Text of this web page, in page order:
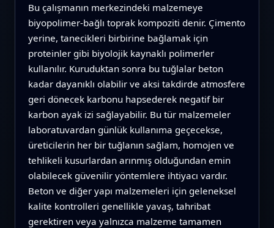
Bu çalışmanın merkezindeki malzemeye
biyopolimer-bağlı toprak kompoziti denir. Çimento
yerine, tanecikleri birbirine bağlamak için
proteinler gibi biyolojik kaynaklı polimerler
kullanılır. Kuruduktan sonra bu tuğlalar beton
kadar dayanıklı olabilir ve aksi takdirde atmosfere
geri dönecek karbonu hapsederek negatif bir
karbon ayak izi sağlayabilir. Bu tür malzemeler
laboratuvardan günlük kullanıma geçecekse,
üreticilerin her bir tuğlanın sağlam, homojen ve
tehlikeli kusurlardan arınmış olduğundan emin
olabilecek güvenilir yöntemlere ihtiyacı vardır.
Beton ve diğer yapı malzemeleri için geleneksel
kalite kontrolleri genellikle yavaş, tahribat
gerektiren veya yalnızca malzeme tamamen